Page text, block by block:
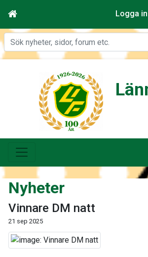
Logga in
Nyheter
Vinnare DM natt
21 sep 2025